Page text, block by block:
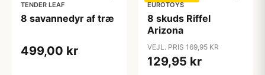
TENDER LEAF
8 savannedyr af træ
499,00 kr
EUROTOYS
8 skuds Riffel
Arizona
VEJL. PRIS 169,95 KR
129,95 kr